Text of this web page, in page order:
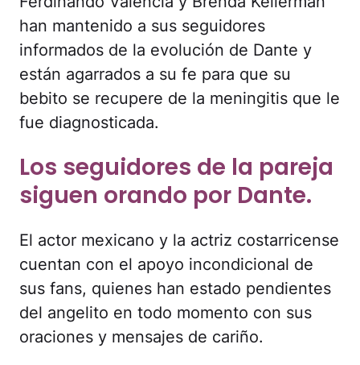
han mantenido a sus seguidores
informados de la evolución de Dante y
están agarrados a su fe para que su
bebito se recupere de la meningitis que le
fue diagnosticada.
Los seguidores de la pareja
siguen orando por Dante.
El actor mexicano y la actriz costarricense
cuentan con el apoyo incondicional de
sus fans, quienes han estado pendientes
del angelito en todo momento con sus
oraciones y mensajes de cariño.